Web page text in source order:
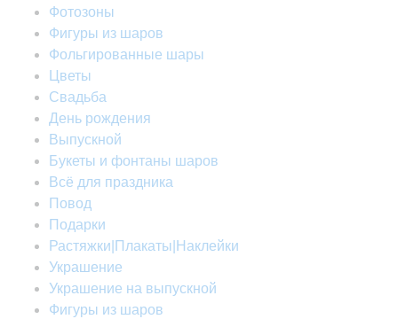
Фотозоны
Фигуры из шаров
Фольгированные шары
Цветы
Свадьба
День рождения
Выпускной
Букеты и фонтаны шаров
Всё для праздника
Повод
Подарки
Растяжки|Плакаты|Наклейки
Украшение
Украшение на выпускной
Фигуры из шаров